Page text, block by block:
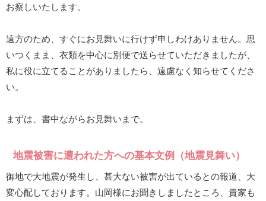
お察しいたします。
遠方のため、すぐにお見舞いに行けず申しわけありません。思
いつくまま、衣類を中心に別便で送らせていただきましたが、
私に役に立てることがありましたら、遠慮なく知らせてくださ
い。
まずは、書中ながらお見舞いまで。
地震被害に遭われた方への基本文例（地震見舞い）
御地で大地震が発生し、甚大ない被害が出ているとの報道、大
変心配しております。山岡様にお聞きしましたところ、貴家も